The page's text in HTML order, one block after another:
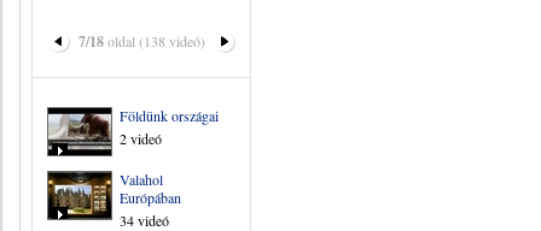
7/18oldal (138 videó)
Földünk országai
2 videó
Valahol
Európában
34 videó